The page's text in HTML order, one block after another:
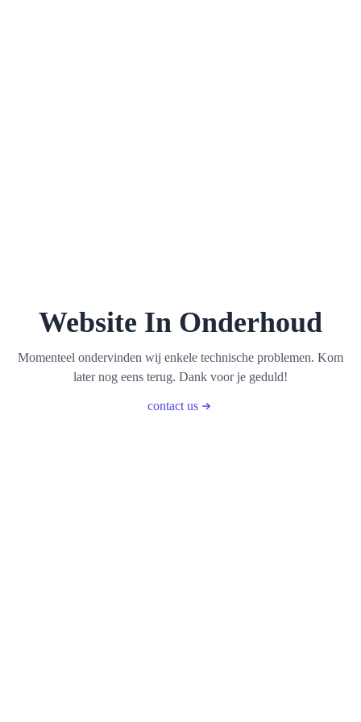
Website In Onderhoud
Momenteel ondervinden wij enkele technische problemen. Kom
later nog eens terug. Dank voor je geduld!
contact us